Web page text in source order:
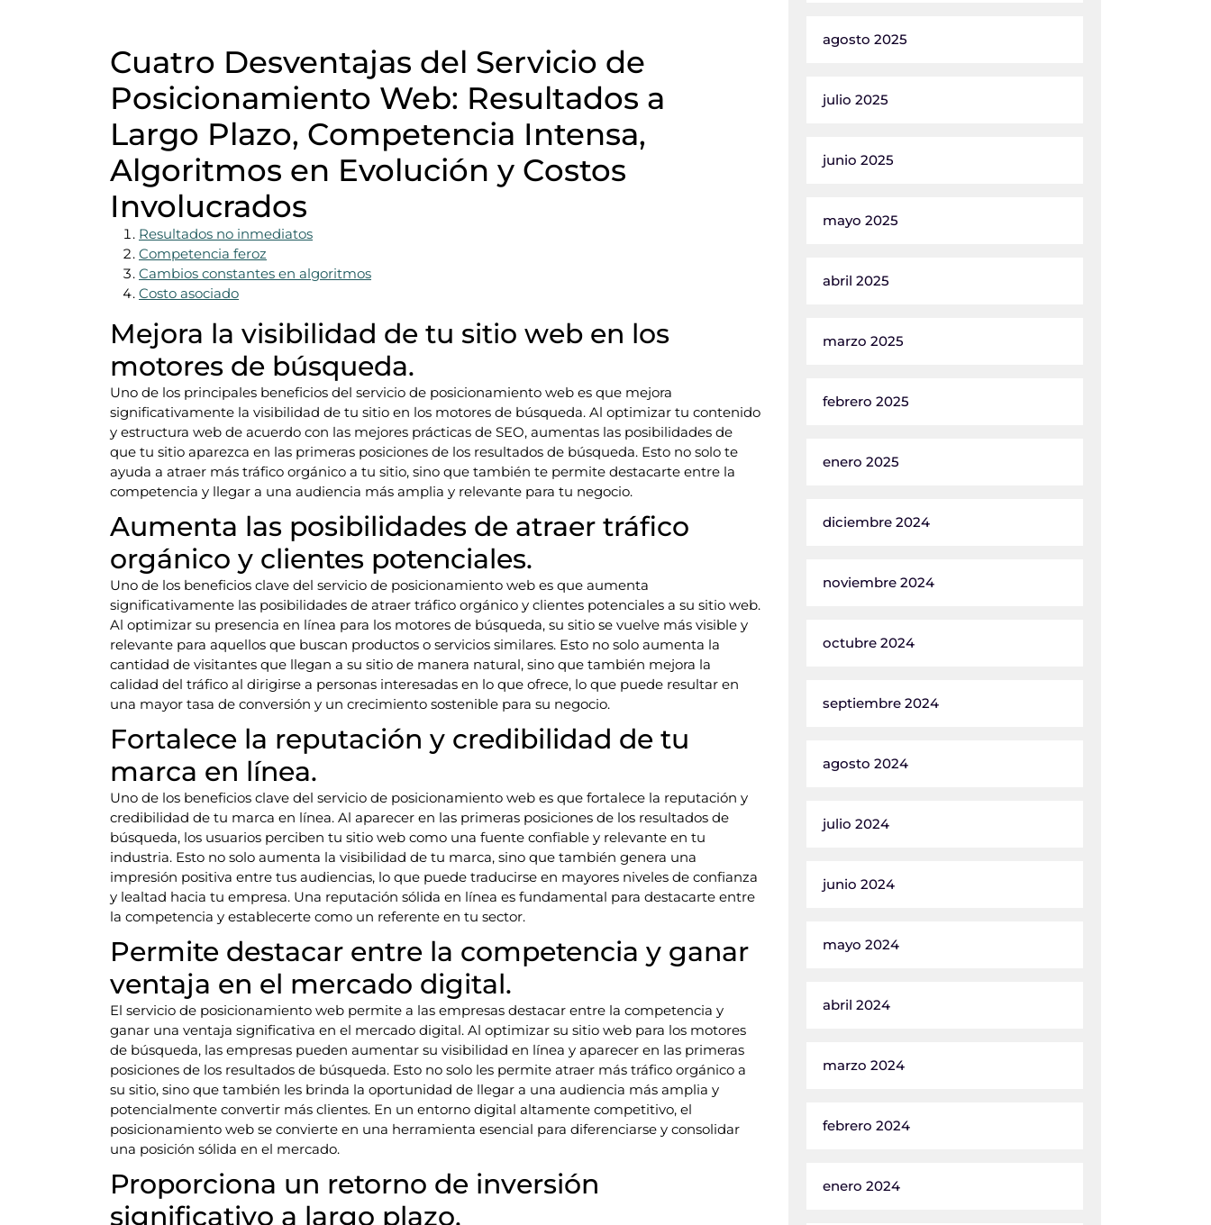
Cuatro Desventajas del Servicio de
Posicionamiento Web: Resultados a
Largo Plazo, Competencia Intensa,
Algoritmos en Evolución y Costos
Involucrados
Resultados no inmediatos
Competencia feroz
Cambios constantes en algoritmos
Costo asociado
Mejora la visibilidad de tu sitio web en los
motores de búsqueda.
Uno de los principales beneficios del servicio de posicionamiento web es que mejora
significativamente la visibilidad de tu sitio en los motores de búsqueda. Al optimizar tu contenido
y estructura web de acuerdo con las mejores prácticas de SEO, aumentas las posibilidades de
que tu sitio aparezca en las primeras posiciones de los resultados de búsqueda. Esto no solo te
ayuda a atraer más tráfico orgánico a tu sitio, sino que también te permite destacarte entre la
competencia y llegar a una audiencia más amplia y relevante para tu negocio.
Aumenta las posibilidades de atraer tráfico
orgánico y clientes potenciales.
Uno de los beneficios clave del servicio de posicionamiento web es que aumenta
significativamente las posibilidades de atraer tráfico orgánico y clientes potenciales a su sitio web.
Al optimizar su presencia en línea para los motores de búsqueda, su sitio se vuelve más visible y
relevante para aquellos que buscan productos o servicios similares. Esto no solo aumenta la
cantidad de visitantes que llegan a su sitio de manera natural, sino que también mejora la
calidad del tráfico al dirigirse a personas interesadas en lo que ofrece, lo que puede resultar en
una mayor tasa de conversión y un crecimiento sostenible para su negocio.
Fortalece la reputación y credibilidad de tu
marca en línea.
Uno de los beneficios clave del servicio de posicionamiento web es que fortalece la reputación y
credibilidad de tu marca en línea. Al aparecer en las primeras posiciones de los resultados de
búsqueda, los usuarios perciben tu sitio web como una fuente confiable y relevante en tu
industria. Esto no solo aumenta la visibilidad de tu marca, sino que también genera una
impresión positiva entre tus audiencias, lo que puede traducirse en mayores niveles de confianza
y lealtad hacia tu empresa. Una reputación sólida en línea es fundamental para destacarte entre
la competencia y establecerte como un referente en tu sector.
Permite destacar entre la competencia y ganar
ventaja en el mercado digital.
El servicio de posicionamiento web permite a las empresas destacar entre la competencia y
ganar una ventaja significativa en el mercado digital. Al optimizar su sitio web para los motores
de búsqueda, las empresas pueden aumentar su visibilidad en línea y aparecer en las primeras
posiciones de los resultados de búsqueda. Esto no solo les permite atraer más tráfico orgánico a
su sitio, sino que también les brinda la oportunidad de llegar a una audiencia más amplia y
potencialmente convertir más clientes. En un entorno digital altamente competitivo, el
posicionamiento web se convierte en una herramienta esencial para diferenciarse y consolidar
una posición sólida en el mercado.
Proporciona un retorno de inversión
significativo a largo plazo.
agosto 2025
julio 2025
junio 2025
mayo 2025
abril 2025
marzo 2025
febrero 2025
enero 2025
diciembre 2024
noviembre 2024
octubre 2024
septiembre 2024
agosto 2024
julio 2024
junio 2024
mayo 2024
abril 2024
marzo 2024
febrero 2024
enero 2024